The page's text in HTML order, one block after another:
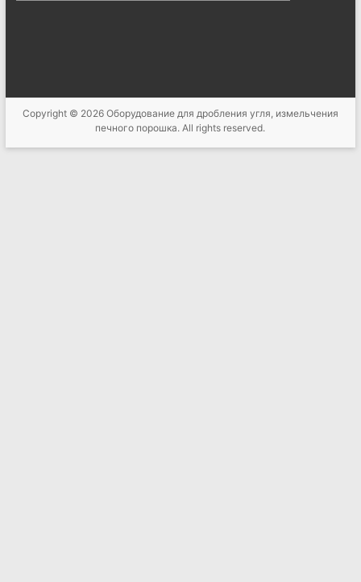
Copyright © 2026 Оборудование для дробления угля, измельчения
печного порошка. All rights reserved.